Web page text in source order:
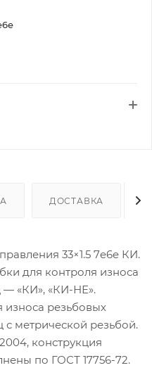
ДОСТАВКА
33×1.5 7e6e КИ.
для контроля износа
— «КИ», «КИ-НЕ».
износа резьбовых
метрической резьбой.
конструкция
по ГОСТ 17756-72.